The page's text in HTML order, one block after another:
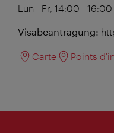
Lun - Fr, 14:00 - 16:00
Visabeantragung:
Carte Points